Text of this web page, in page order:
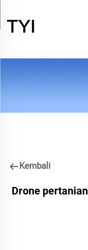
Kembali
Drone